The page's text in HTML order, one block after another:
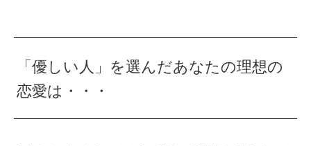
「優しい人」を選んだあなたの理想の
恋愛は・・・